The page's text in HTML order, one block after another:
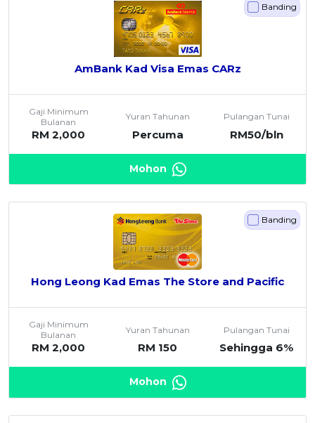
Banding
AmBank Kad Visa Emas CARz
Gaji Minimum
Bulanan
RM 2,000
Yuran Tahunan
Percuma
Pulangan Tunai
RM50/bln
Mohon
Banding
Hong Leong Kad Emas The Store and Pacific
Gaji Minimum
Bulanan
RM 2,000
Yuran Tahunan
RM 150
Pulangan Tunai
Sehingga 6%
Mohon